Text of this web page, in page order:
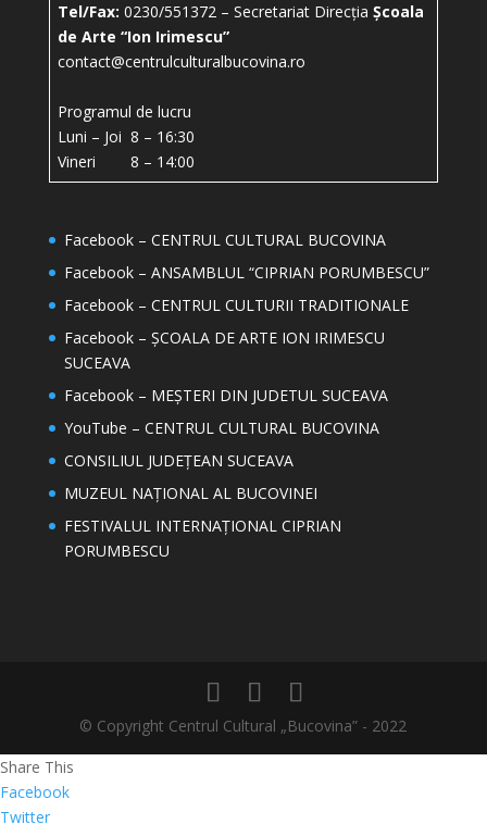
Tel/Fax: 0230/551372 – Secretariat Direcția Școala
de Arte “Ion Irimescu”
contact@centrulculturalbucovina.ro
Programul de lucru
Luni – Joi 8 – 16:30
Vineri 8 – 14:00
Facebook – CENTRUL CULTURAL BUCOVINA
Facebook – ANSAMBLUL “CIPRIAN PORUMBESCU”
Facebook – CENTRUL CULTURII TRADITIONALE
Facebook – ȘCOALA DE ARTE ION IRIMESCU
SUCEAVA
Facebook – MEȘTERI DIN JUDETUL SUCEAVA
YouTube – CENTRUL CULTURAL BUCOVINA
CONSILIUL JUDEȚEAN SUCEAVA
MUZEUL NAȚIONAL AL BUCOVINEI
FESTIVALUL INTERNAȚIONAL CIPRIAN
PORUMBESCU
© Copyright Centrul Cultural „Bucovina” - 2022
Share This
Facebook
Twitter